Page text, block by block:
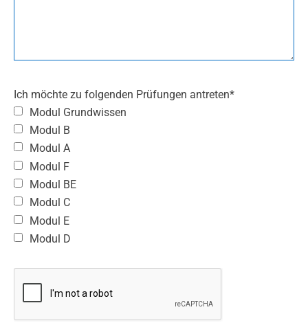
Ich möchte zu folgenden Prüfungen antreten*
Modul Grundwissen
Modul B
Modul A
Modul F
Modul BE
Modul C
Modul E
Modul D